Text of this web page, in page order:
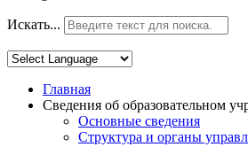
Искать...
Главная
Сведения об образовательном
Основные сведения
Структура и органы